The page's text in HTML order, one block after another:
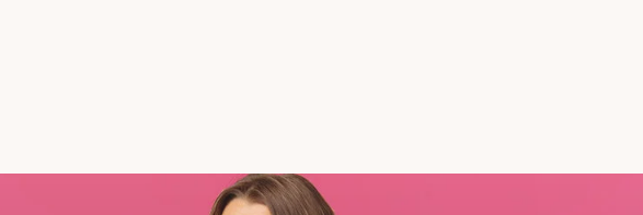
Tilda Publishing